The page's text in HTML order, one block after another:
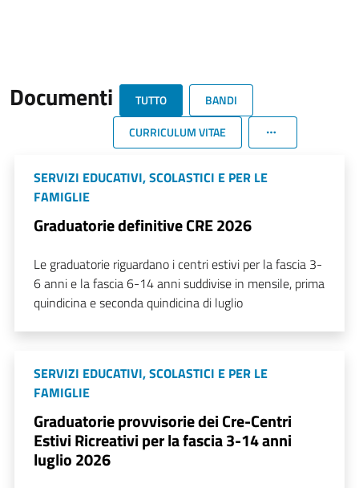
Documenti TUTTO
BANDI
CURRICULUM VITAE
SERVIZI EDUCATIVI, SCOLASTICI E PER LE
FAMIGLIE
Graduatorie definitive CRE 2026
Le graduatorie riguardano i centri estivi per la fascia 3-
6 anni e la fascia 6-14 anni suddivise in mensile, prima
quindicina e seconda quindicina di luglio
SERVIZI EDUCATIVI, SCOLASTICI E PER LE
FAMIGLIE
Graduatorie provvisorie dei Cre-Centri
Estivi Ricreativi per la fascia 3-14 anni
luglio 2026